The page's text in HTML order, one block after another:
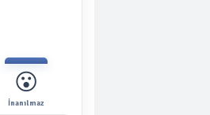
😮
İnanılmaz